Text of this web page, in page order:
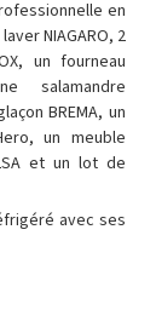
en
NIAGARO, 2
un fourneau
salamandre
BREMA, un
un meuble
et un lot de
avec ses